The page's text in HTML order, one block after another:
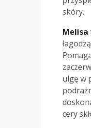
skóry.
Melisa
ulgę w
cery